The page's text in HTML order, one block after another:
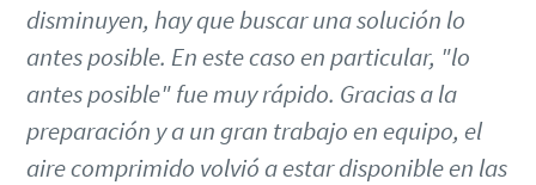
disminuyen, hay que buscar una solución lo
antes posible. En este caso en particular, "lo
antes posible" fue muy rápido. Gracias a la
preparación y a un gran trabajo en equipo, el
aire comprimido volvió a estar disponible en las